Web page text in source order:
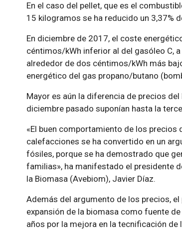
En el caso del pellet, que es el
15 kilogramos se ha reducido un 3,37%
En diciembre de 2017, el coste
céntimos/kWh inferior al del gasóleo C,
alrededor de dos céntimos/kWh más
energético del gas propano/butano
Mayor es aún la diferencia de precios
diciembre pasado suponían hasta la
«El buen comportamiento de los
calefacciones se ha convertido en un
fósiles, porque se ha demostrado que
familias», ha manifestado el presidente
la Biomasa (Avebiom), Javier Díaz.
Además del argumento de los precios,
expansión de la biomasa como fuente
años por la mejora en la tecnificación